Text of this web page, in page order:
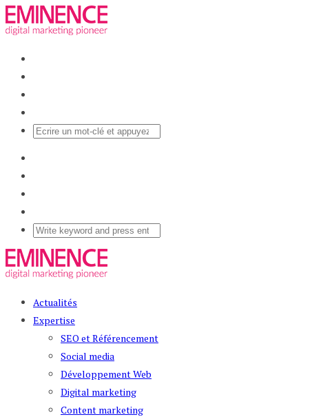
Actualités
Expertise
SEO et Référencement
Social media
Développement Web
Digital marketing
Content marketing